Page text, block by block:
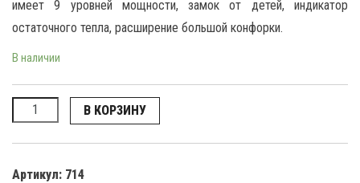
имеет 9 уровней мощности, замок от детей, индикатор
остаточного тепла, расширение большой конфорки.
В наличии
Количество В КОРЗИНУ
Артикул: 714